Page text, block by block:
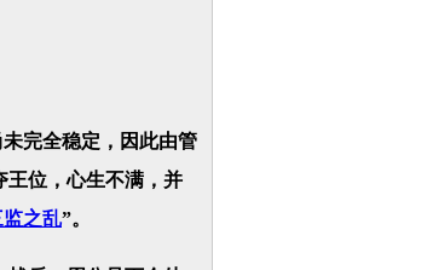
完全稳定，因此由管
王位，心生不满，并
监之乱”。